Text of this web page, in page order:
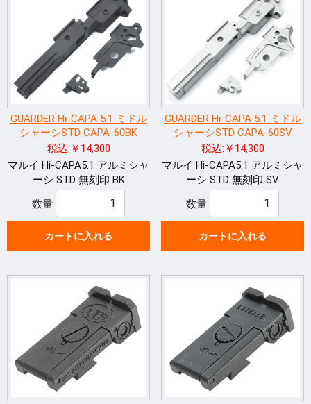
GUARDER Hi-CAPA 5.1 ミドル
シャーシSTD CAPA-60BK
税込:￥14,300
マルイ Hi-CAPA5.1 アルミシャ
ーシ STD 無刻印 BK
数量
カートに入れる
GUARDER Hi-CAPA 5.1 ミドル
シャーシSTD CAPA-60SV
税込:￥14,300
マルイ Hi-CAPA5.1 アルミシャ
ーシ STD 無刻印 SV
数量
カートに入れる